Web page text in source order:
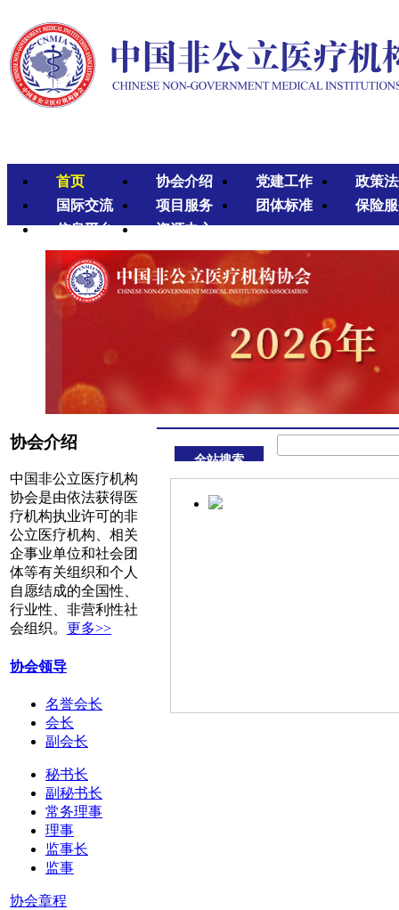
首页 协会介绍 党建工作
政策
国际交流
项目服务 团体标准
保险
信息平台
资源中心
协会介绍
中国非公立医疗机构
协会是由依法获得医
疗机构执业许可的非
公立医疗机构、相关
企事业单位和社会团
体等有关组织和个人
自愿结成的全国性、
行业性、非营利性社
会组织。 更多>>
协会领导
名誉会长
会长
副会长
秘书长
副秘书长
常务理事
理事
监事长
监事
协会章程
全站搜索
薪火相传启新程 聚力续能